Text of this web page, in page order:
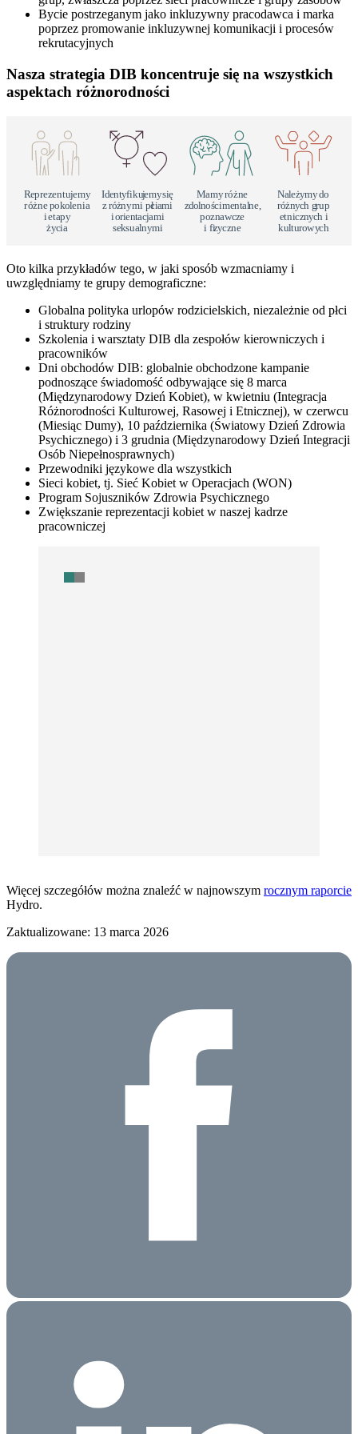
Bycie postrzeganym jako inkluzywny pracodawca i marka
poprzez promowanie inkluzywnej komunikacji i procesów
rekrutacyjnych
Nasza strategia DIB koncentruje się na wszystkich
aspektach różnorodności
Reprezentujemy
różnepokolenia
ietapy
życia
Identyfikujemysię
zróżnymi płciami
iorientacjami
seksualnymi
Mamyróżne
zdolnościmentalne,
poznawcze
i fizyczne
Należymydo
różnych grup
etnicznych i
kulturowych
Oto kilka przykładów tego, w jaki sposób wzmacniamy i
uwzględniamy te grupy demograficzne:
Globalna polityka urlopów rodzicielskich, niezależnie od płci
i struktury rodziny
Szkolenia i warsztaty DIB dla zespołów kierowniczych i
pracowników
Dni obchodów DIB: globalnie obchodzone kampanie
podnoszące świadomość odbywające się 8 marca
(Międzynarodowy Dzień Kobiet), w kwietniu (Integracja
Różnorodności Kulturowej, Rasowej i Etnicznej), w czerwcu
(Miesiąc Dumy), 10 października (Światowy Dzień Zdrowia
Psychicznego) i 3 grudnia (Międzynarodowy Dzień Integracji
Osób Niepełnosprawnych)
Przewodniki językowe dla wszystkich
Sieci kobiet, tj. Sieć Kobiet w Operacjach (WON)
Program Sojuszników Zdrowia Psychicznego
Zwiększanie reprezentacji kobiet w naszej kadrze
pracowniczej
Więcej szczegółów można znaleźć w najnowszym rocznym raporcie
Hydro.
Zaktualizowane: 13 marca 2026